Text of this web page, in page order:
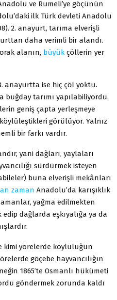
ve Rumeli’ye göçünün
ilk Türk devleti Anadolu
2. anayurt, tarıma elverişli
daha verimli bir alandı.
alanın, büyük çöllerin yer
anayurtta ise hiç çöl yoktu.
tarımı yapılabiliyordu.
geniş çapta yerleşmeye
görülüyor. Yalnız
bir farkı vardır.
yani dağları, yaylaları
sürdürmek isteyen
buna elverişli mekânları
zaman Anadolu’da karışıklık
yağma edilmekten
dağlarda eşkıyalığa ya da
kimi yörelerde köylülüğün
göçebe hayvancılığın
1865’te Osmanlı hükümeti
göndermek zorunda kaldı